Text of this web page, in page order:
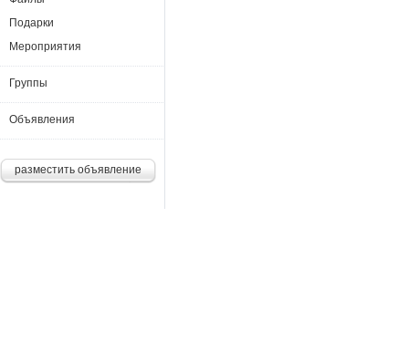
Подарки
Мероприятия
Группы
Объявления
разместить объявление